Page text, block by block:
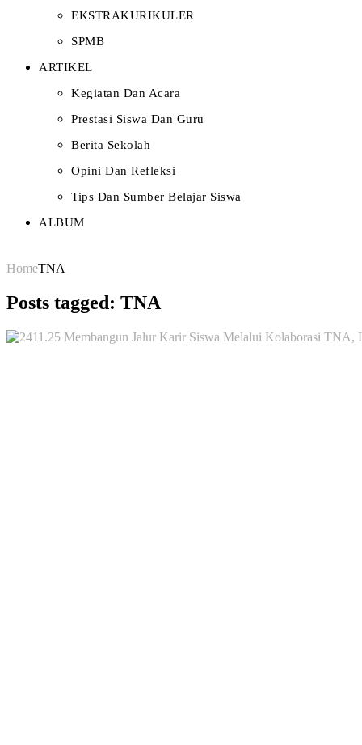
EKSTRAKURIKULER
SPMB
ARTIKEL
Kegiatan Dan Acara
Prestasi Siswa Dan Guru
Berita Sekolah
Opini Dan Refleksi
Tips Dan Sumber Belajar Siswa
ALBUM
HomeTNA
Posts tagged: TNA